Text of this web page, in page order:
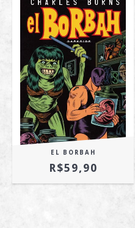
EL BORBAH
R$59,90